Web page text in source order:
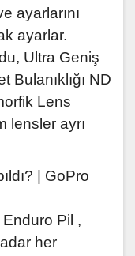
ayarlarını
ayarlar.
Ultra Geniş
Bulanıklığı ND
Lens
lensler ayrı
| GoPro
Pil ,
her